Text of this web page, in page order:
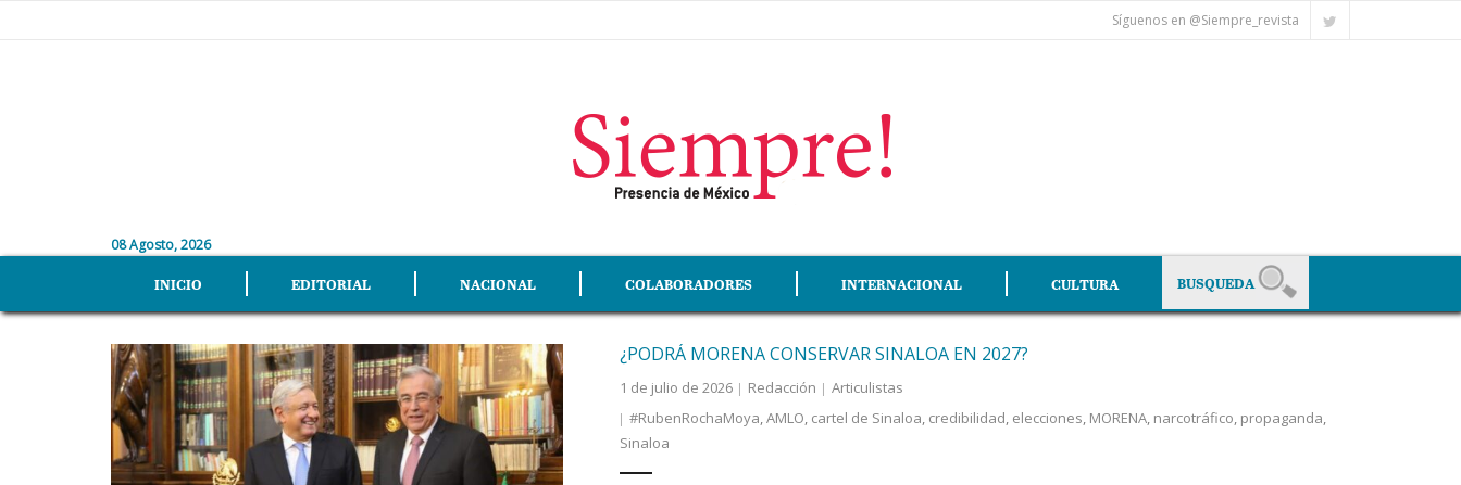
Síguenos en @Siempre_revista
08 Agosto, 2026
INICIO EDITORIAL NACIONAL COLABORADORES INTERNACIONAL CULTURA
¿PODRÁ MORENA CONSERVAR SINALOA EN 2027?
1 de julio de 2026 Redacción
Articulistas
#RubenRochaMoya,AMLO, cartel de Sinaloa, credibilidad, elecciones, MORENA, narcotráfico, propaganda,
Sinaloa